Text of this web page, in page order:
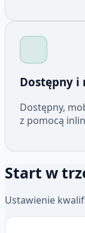
Dostępny i
Dostępny,
z pomocą
Start w
Ustawienie